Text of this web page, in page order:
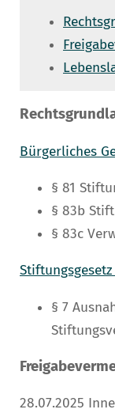
Bürgerliches
§ 81
§ 83b
§ 83c
§ 7
28.07.2025